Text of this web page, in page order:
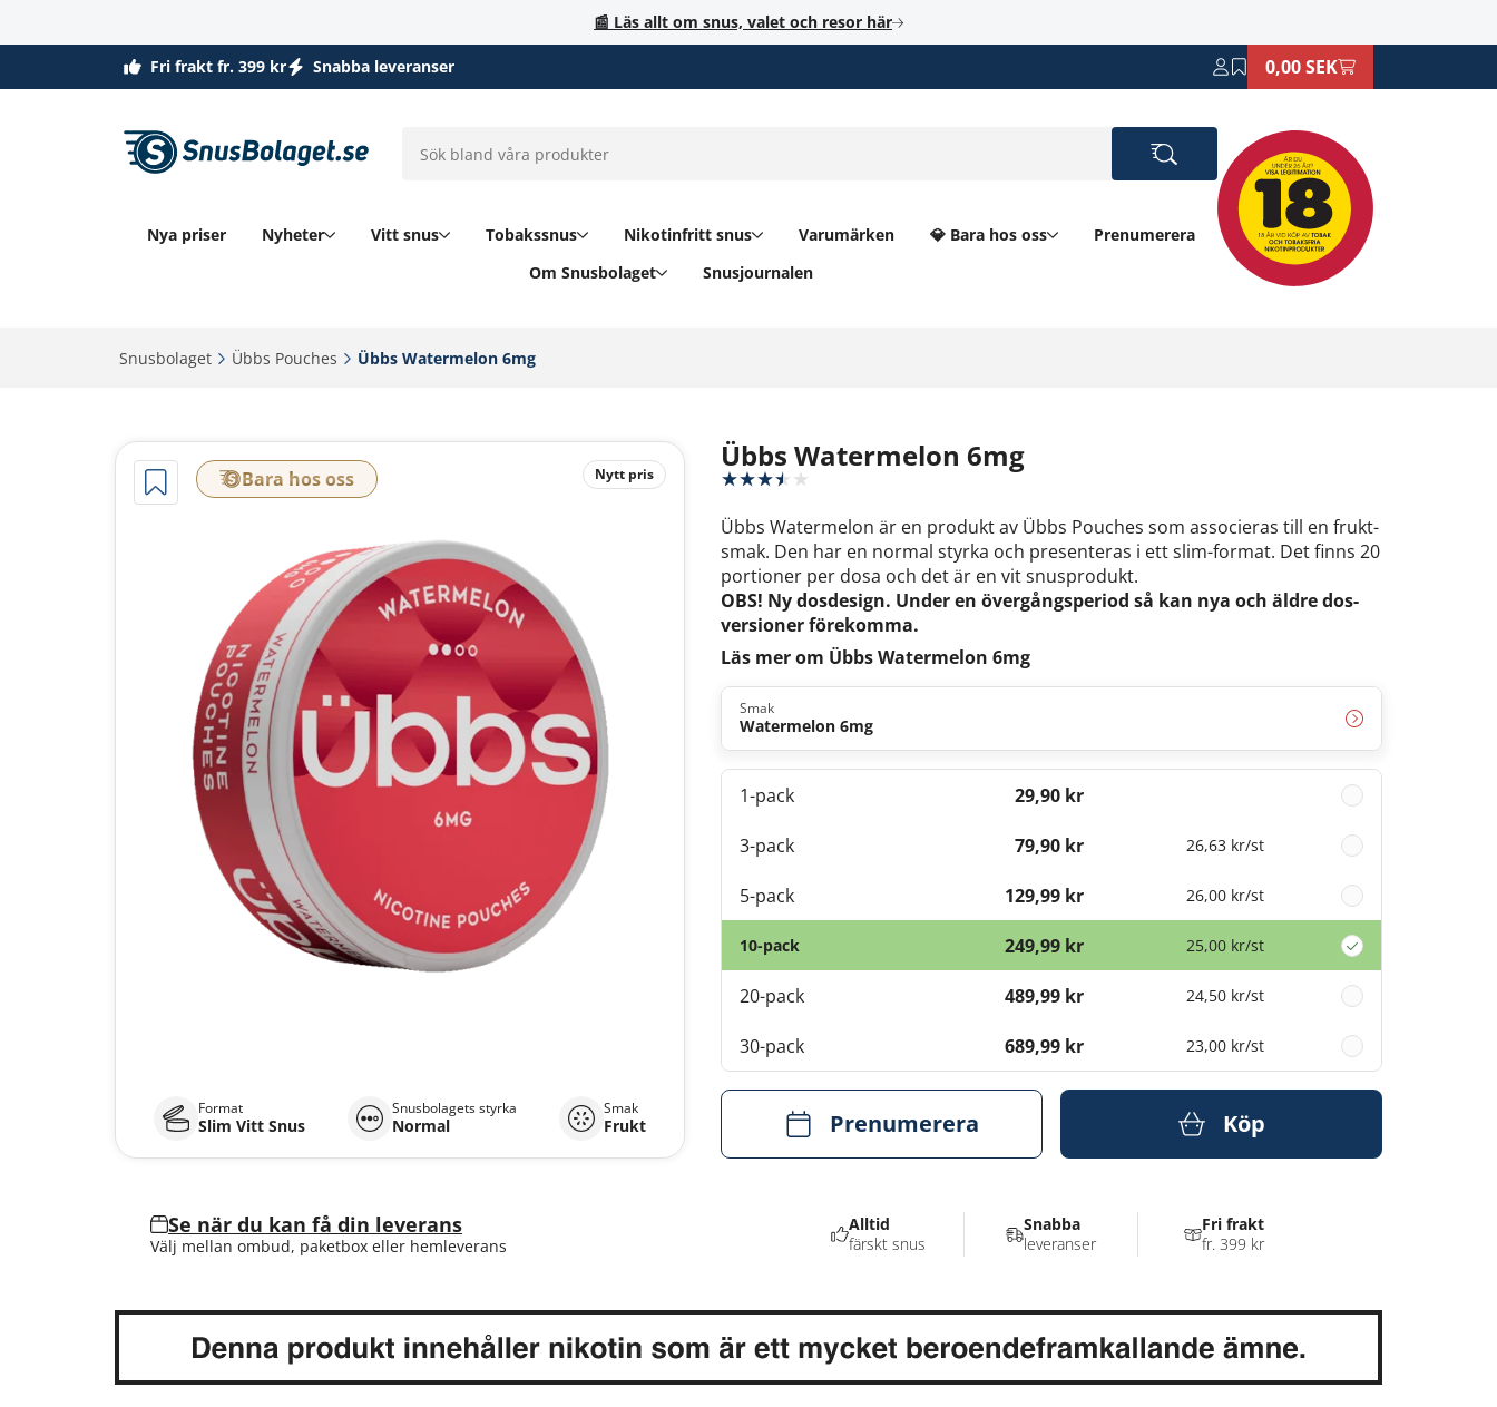
📰 Läs allt om snus, valet och resor här
Fri frakt fr. 399 kr Snabba leveranser 0,00 SEK
Nya priser Nyheter Vitt snus Tobakssnus Nikotinfritt snus Varumärken 💎 Bara hos oss
Prenumerera
Om Snusbolaget
Snusjournalen
Snusbolaget‎ Übbs Pouches‎ Übbs Watermelon 6mg‎
Nytt pris
Bara hos oss
Übbs Watermelon 6mg
Übbs Watermelon är en produkt av Übbs Pouches som associeras till en frukt-
smak. Den har en normal styrka och presenteras i ett slim-format. Det finns 20
portioner per dosa och det är en vit snusprodukt.
OBS! Ny dosdesign. Under en övergångsperiod så kan nya och äldre dos-
versioner förekomma.
Läs mer om Übbs Watermelon 6mg
Format
Slim Vitt Snus
Snusbolagets styrka
Normal
Smak
Frukt
Smak
Watermelon 6mg
1-pack 29,90 kr
3-pack 79,90 kr 26,63 kr/st
5-pack 129,99 kr 26,00 kr/st
10-pack 249,99 kr 25,00 kr/st
20-pack 489,99 kr 24,50 kr/st
30-pack 689,99 kr 23,00 kr/st
Prenumerera Köp
Se när du kan få din leverans
Välj mellan ombud, paketbox eller hemleverans
Alltid
färskt snus
Snabba
leveranser
Fri frakt
fr. 399 kr